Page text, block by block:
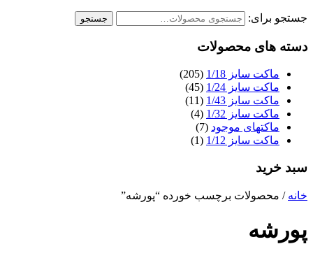
جستجو برای: جستجو
دسته های محصولات
ماکت سایز 1/18
(205)
ماکت سایز 1/24
(45)
ماکت سایز 1/43
(11)
ماکت سایز 1/32
(4)
ماکتهای موجود (7)
ماکت سایز 1/12
(1)
سبد خرید
خانه / محصولات برچسب خورده “پورشه”
پورشه